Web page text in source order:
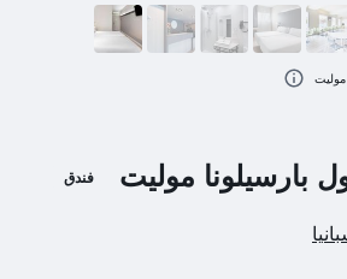
بارسيلونا موليت فندق
موليت